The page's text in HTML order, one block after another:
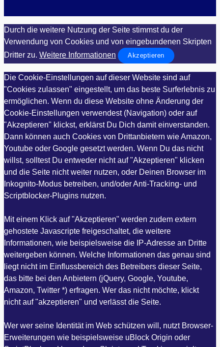
Durch die weitere Nutzung der Seite stimmst du der
Verwendung von Cookies und von eingebundenen Skripten
Dritter zu. Weitere Informationen Akzeptieren
Die Cookie-Einstellungen auf dieser Website sind auf
"Cookies zulassen" eingestellt, um das beste Surferlebnis zu
ermöglichen. Wenn du diese Website ohne Änderung der
Cookie-Einstellungen verwendest (Navigation) oder auf
"Akzeptieren" klickst, erklärst Du Dich damit einverstanden.
Dann können auch Cookies von Drittanbietern wie Amazon,
Youtube oder Google gesetzt werden. Wenn Du das nicht
willst, solltest Du entweder nicht auf "Akzeptieren" klicken
und die Seite nicht weiter nutzen, oder Deinen Browser im
Inkognito-Modus betreiben, und/oder Anti-Tracking- und
Scriptblocker-Plugins nutzen.
Mit einem Klick auf "Akzeptieren" werden zudem extern
gehostete Javascripte freigeschaltet, die weitere
Informationen, wie beispielsweise die IP-Adresse an Dritte
weitergeben können. Welche Informationen das genau sind
liegt nicht im Einflussbereich des Betreibers dieser Seite,
das bitte bei den Anbietern (jQuery, Google, Youtube,
Amazon, Twitter *) erfragen. Wer das nicht möchte, klickt
nicht auf "akzeptieren" und verlässt die Seite.
Wer wer seine Identität im Web schützen will, nutzt Browser-
Erweiterungen wie beispielsweise uBlock Origin oder